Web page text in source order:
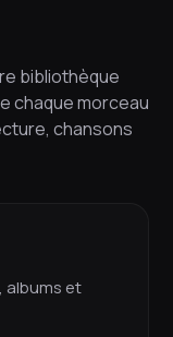
bibliothèque
chaque morceau
chansons
albums et